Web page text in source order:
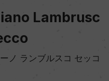
Lambrusc
ノ ランブルスコ セッコ